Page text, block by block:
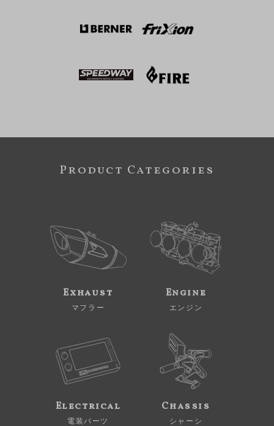
Product Categories
Exhaust
マフラー
Engine
エンジン
Electrical
電装パーツ
Chassis
シャーシ